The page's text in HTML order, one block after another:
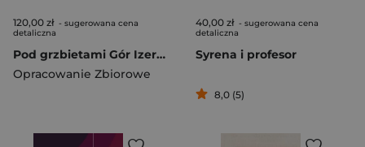
120,00 zł - sugerowana cena
detaliczna
Pod grzbietami Gór Izerskich. Wiersze poetów niemieckich ze Śląska i o Śląsku
Opracowanie Zbiorowe
40,00 zł - sugerowana cena
detaliczna
Syrena i profesor
8,0 (5)